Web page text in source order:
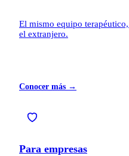
El mismo equipo
el extranjero.
Conocer más →
Para empresas